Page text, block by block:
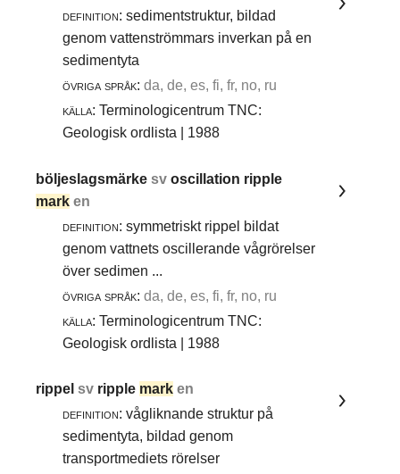
definition: sedimentstruktur, bildad
genom vattenströmmars inverkan på en
sedimentyta
övriga språk: da, de, es, fi, fr, no, ru
källa: Terminologicentrum TNC:
Geologisk ordlista | 1988
böljeslagsmärkesvoscillation ripple
mark en
definition: symmetriskt rippel bildat
genom vattnets oscillerande vågrörelser
över sedimen ...
övriga språk: da, de, es, fi, fr, no, ru
källa: Terminologicentrum TNC:
Geologisk ordlista | 1988
rippelsv ripple mark en
definition: vågliknande struktur på
sedimentyta, bildad genom
transportmediets rörelser